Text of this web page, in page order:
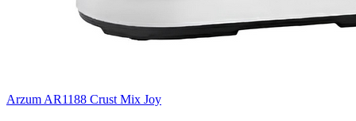
Arzum AR1188 Crust Mix Joy